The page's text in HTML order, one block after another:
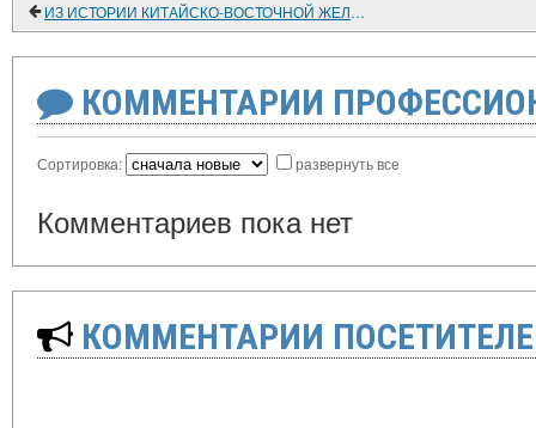
ИЗ ИСТОРИИ КИТАЙСКО-ВОСТОЧНОЙ ЖЕЛЕЗНОЙ ДОРОГИ (1897-1903 годы)
КОММЕНТАРИИ
Сортировка: развернуть все
Комментариев пока нет
КОММЕНТАРИИ